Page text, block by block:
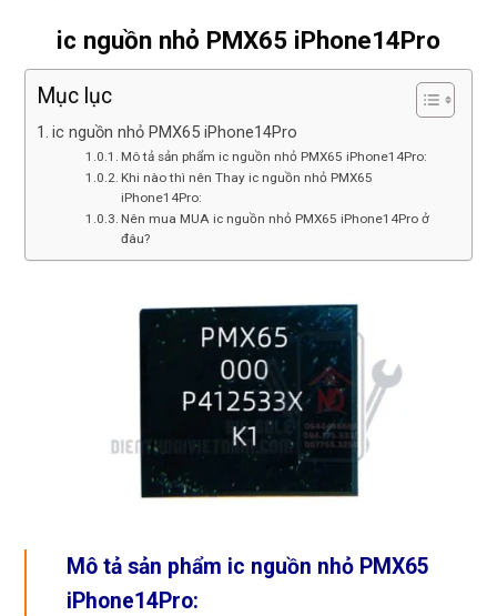
tôt
ic nguồn nhỏ PMX65 iPhone14Pro
Mục lục
ic nguồn nhỏ PMX65 iPhone14Pro
Mô tả sản phẩm ic nguồn nhỏ PMX65 iPhone14Pro:
Khi nào thì nên Thay ic nguồn nhỏ PMX65
iPhone14Pro:
Nên mua MUA ic nguồn nhỏ PMX65 iPhone14Pro ở
đâu?
Mô tả sản phẩm ic nguồn nhỏ PMX65
iPhone14Pro: